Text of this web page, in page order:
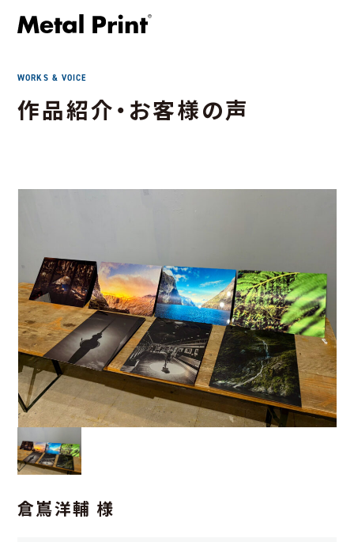
作品紹介・お客様の声
WORKS & VOICE
倉嶌洋輔 様